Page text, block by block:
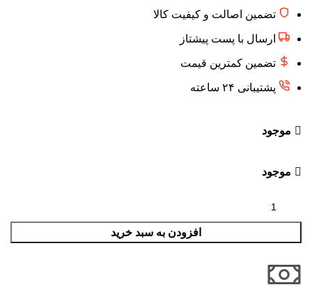
تضمین اصالت و کیفیت کالا
ارسال با پست پیشتاز
تضمین کمترین قیمت
پشتیبانی ۲۴ ساعته
موجود
موجود
افزودن به سبد خرید